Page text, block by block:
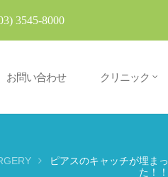
3545-8000
お問い合わせ クリニック
ピアスのキャッチが埋まっ
た！！